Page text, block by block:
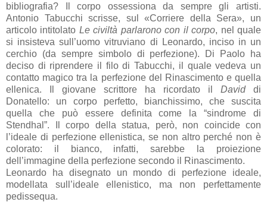
bibliografia? Il corpo ossessiona da sempre gli artisti.
Antonio Tabucchi scrisse, sul «Corriere della Sera», un
articolo intitolato Le civiltà parlarono con il corpo, nel quale
si insisteva sull’uomo vitruviano di Leonardo, inciso in un
cerchio (da sempre simbolo di perfezione). Di Paolo ha
deciso di riprendere il filo di Tabucchi, il quale vedeva un
contatto magico tra la perfezione del Rinascimento e quella
ellenica. Il giovane scrittore ha ricordato il Daviddi
Donatello: un corpo perfetto, bianchissimo, che suscita
quella che può essere definita come la “sindrome di
Stendhal”. Il corpo della statua, però, non coincide con
l’ideale di perfezione ellenistica, se non altro perché non è
colorato: il bianco, infatti, sarebbe la proiezione
dell’immagine della perfezione secondo il Rinascimento.
Leonardo ha disegnato un mondo di perfezione ideale,
modellata sull’ideale ellenistico, ma non perfettamente
pedissequa.